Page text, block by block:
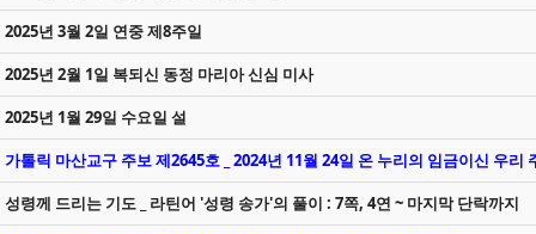
2025년 3월 2일 연중 제8주일
2025년 2월 1일 복되신 동정 마리아 신심 미사
2025년 1월 29일 수요일 설
가톨릭 마산교구 주보 제2645호 _ 2024년 11월 24일 온 누리의 임금이신 우리
성령께 드리는 기도 _ 라틴어 '성령 송가'의 풀이 : 7쪽, 4연 ~ 마지막 단락까지